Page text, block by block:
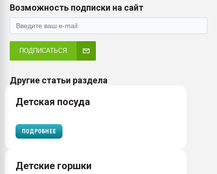
Возможность подписки на сайт
ПОДПИСАТЬСЯ
Другие статьи раздела
Детская посуда
ПОДРОБНЕЕ
Детские горшки